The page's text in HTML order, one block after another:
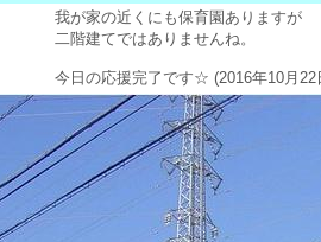
我が家の近くにも保育園ありますが
二階建てではありませんね。
今日の応援完了です☆ (2016年10月22